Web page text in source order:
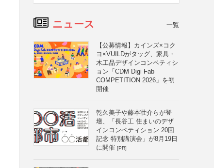
ニュース 一覧
【公募情報】カインズ×コク
ヨ×VUILDがタッグ、家具・
木工品デザインコンペティシ
ョン「CDM Digi Fab
COMPETITION 2026」を初
開催
乾久美子や藤本壮介らが登
壇、「長谷工 住まいのデザ
インコンペティション 20回
記念 特別講演会」が8月19日
に開催 [PR]